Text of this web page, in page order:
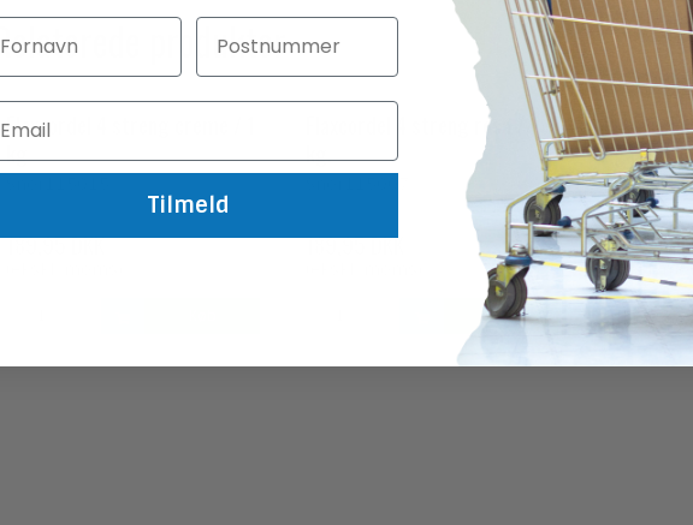
Relaterede produkter
Flaxcordel 4 streng creme / 1
kg
189,95 DKK
Flaxcordel 4 streng rosa / 1
kg.
189,95 DKK
Køb
189,95
(ekskl.
Tilmeld